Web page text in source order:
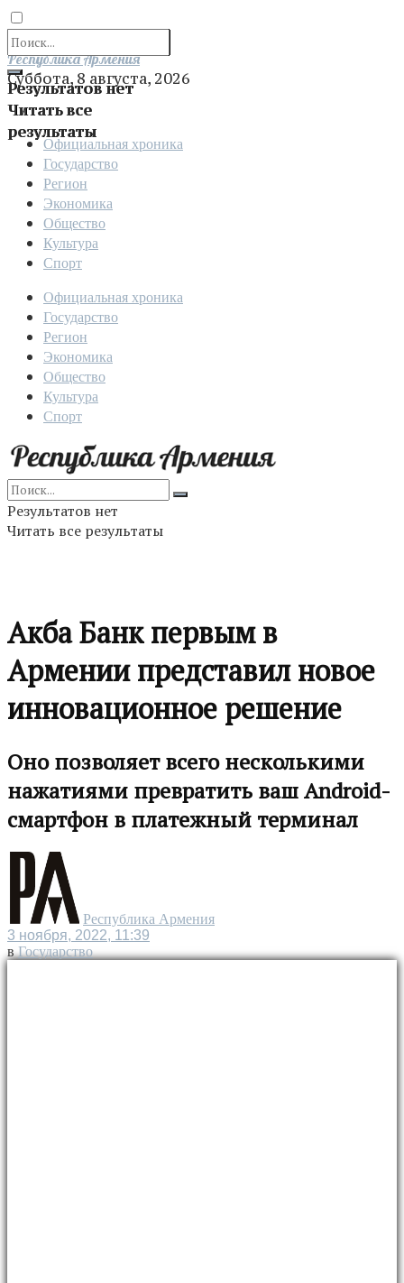
Результатов нет
Читать все
результаты
Отправить
Республика Армения
Суббота, 8 августа, 2026
Официальная хроника
Государство
Регион
Экономика
Общество
Культура
Спорт
Официальная хроника
Государство
Регион
Экономика
Общество
Культура
Спорт
Результатов нет
Читать все результаты
Акба Банк первым в
Армении представил новое
инновационное решение
Оно позволяет всего несколькими
нажатиями превратить ваш Android-
смартфон в платежный терминал
Республика Армения
3 ноября, 2022, 11:39
в Государство